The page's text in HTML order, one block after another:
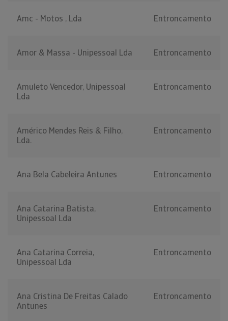
Amc - Motos , Lda Entroncamento
Amor & Massa - Unipessoal Lda Entroncamento
Amuleto Vencedor, Unipessoal
Lda
Entroncamento
Américo Mendes Reis & Filho,
Lda.
Entroncamento
Ana Bela Cabeleira Antunes Entroncamento
Ana Catarina Batista,
Unipessoal Lda
Entroncamento
Ana Catarina Correia,
Unipessoal Lda
Entroncamento
Ana Cristina De Freitas Calado
Antunes
Entroncamento